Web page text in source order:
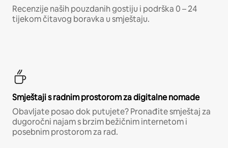
Recenzije naših pouzdanih gostiju i podrška 0 – 24
tijekom čitavog boravka u smještaju.
Smještaji s radnim prostorom za digitalne nomade
Obavljate posao dok putujete? Pronađite smještaj za
dugoročni najam s brzim bežičnim internetom i
posebnim prostorom za rad.